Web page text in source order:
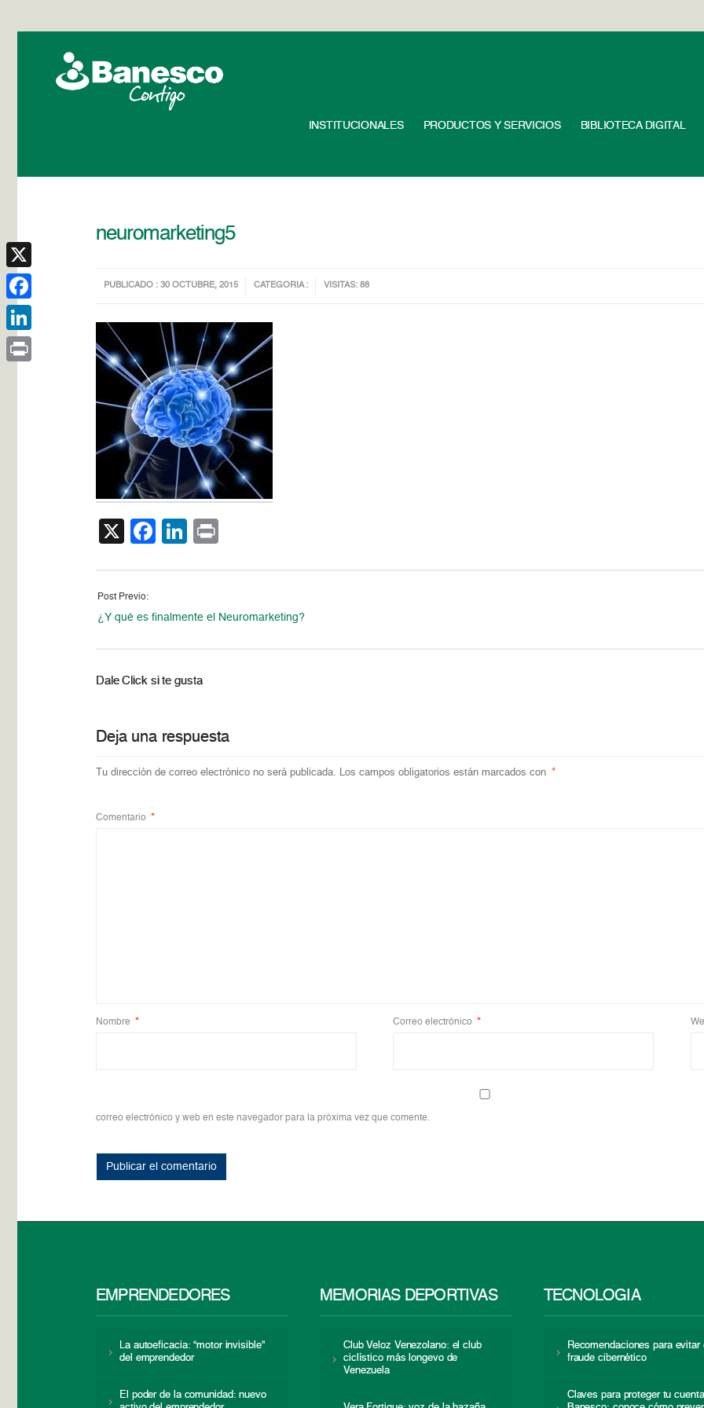
INSTITUCIONALES PRODUCTOS Y SERVICIOS BIBLIOTECA DIGITAL
neuromarketing5
PUBLICADO : 30 OCTUBRE, 2015 CATEGORIA : VISITAS: 88
X Facebook
LinkedIn
Post Previo:
¿Y qué es finalmente el Neuromarketing?
Dale Click si te gusta
Deja una respuesta
Tu dirección de correo electrónico no será publicada. Los campos obligatorios están marcados con *
Comentario *
Nombre * Correo electrónico *
correo electrónico y web en este navegador para la próxima vez que comente.
EMPRENDEDORES
La autoeficacia: “motor invisible”
del emprendedor
El poder de la comunidad: nuevo
MEMORIAS DEPORTIVAS
Club Veloz Venezolano: el club
ciclístico más longevo de
Venezuela
TECNOLOGÍA
Recomendaciones para evitar
fraude cibernético
Claves para proteger tu cuenta
X
Facebook
LinkedIn